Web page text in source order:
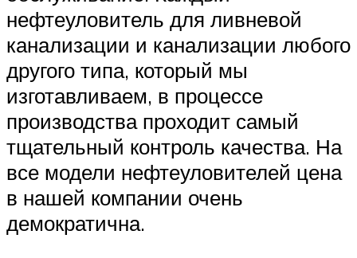
нефтеуловитель для ливневой
канализации и канализации любого
другого типа, который мы
изготавливаем, в процессе
производства проходит самый
тщательный контроль качества. На
все модели нефтеуловителей цена
в нашей компании очень
демократична.